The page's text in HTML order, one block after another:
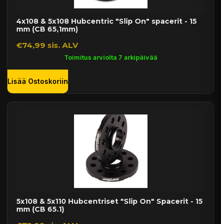
4x108 & 5x108 Hubcentric "Slip On" spacerit - 15
mm (CB 65,1mm)
€74,99 sis. ALV
Toimitus arviolta 7 arkipäivää
Lisää Ostoskoriin
5x108 & 5x110 Hubcentriset "Slip On" Spacerit - 15
mm (CB 65.1)